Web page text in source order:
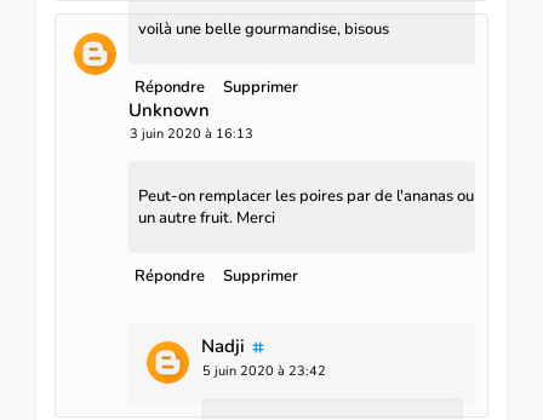
voilà une belle gourmandise, bisous
Répondre Supprimer
Unknown
3 juin 2020 à 16:13
Peut-on remplacer les poires par de l'ananas ou
un autre fruit. Merci
Répondre Supprimer
Nadji
5 juin 2020 à 23:42